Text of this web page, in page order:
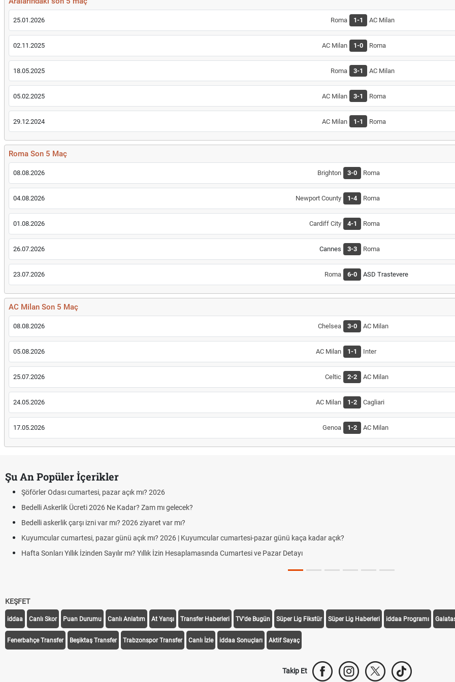
25.01.2026 Roma 1-1 AC Milan
02.11.2025 AC Milan 1-0 Roma
18.05.2025 Roma 3-1 AC Milan
05.02.2025 AC Milan 3-1 Roma
29.12.2024 AC Milan 1-1 Roma
Roma Son 5 Maç
08.08.2026 Brighton 3-0 Roma
04.08.2026 Newport County 1-4 Roma
01.08.2026 Cardiff City 4-1 Roma
26.07.2026 Cannes 3-3 Roma
23.07.2026 Roma 6-0 ASD Trastevere
AC Milan Son 5 Maç
08.08.2026 Chelsea 3-0 AC Milan
05.08.2026 AC Milan 1-1 Inter
25.07.2026 Celtic 2-2 AC Milan
24.05.2026 AC Milan 1-2 Cagliari
17.05.2026 Genoa 1-2 AC Milan
Şu An Popüler İçerikler
Odası cumartesi, pazar açık mı? 2026
Askerlik Ücreti 2026 Ne Kadar? Zam mı gelecek?
askerlik çarşı izni var mı? 2026 ziyaret var mı?
cumartesi, pazar günü açık mı? 2026 | Kuyumcular cumartesi-pazar günü kaça kadar açık?
Sonları Yıllık İzinden Sayılır mı? Yıllık İzin Hesaplamasında Cumartesi ve Pazar Detayı
KEŞFET
iddaa Canlı Skor Puan Durumu Canlı Anlatım At Yarışı Transfer Haberleri TV'de Bugün Süper Lig Fikstür Süper Lig Haberleri iddaa Programı
Fenerbahçe Transfer Beşiktaş Transfer Trabzonspor Transfer Canlı İzle iddaa Sonuçları Aktif Sayaç
Takip Et